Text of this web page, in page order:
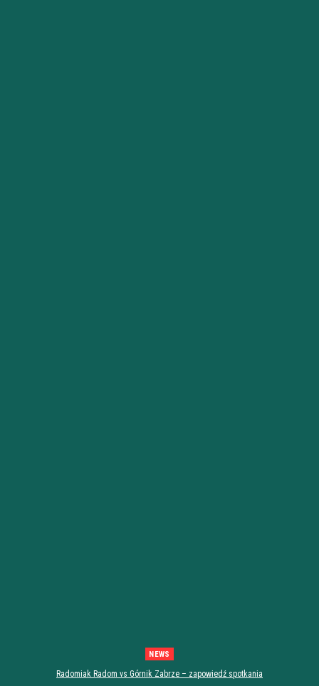
NEWS
Radomiak Radom vs Górnik Zabrze – zapowiedź spotkania